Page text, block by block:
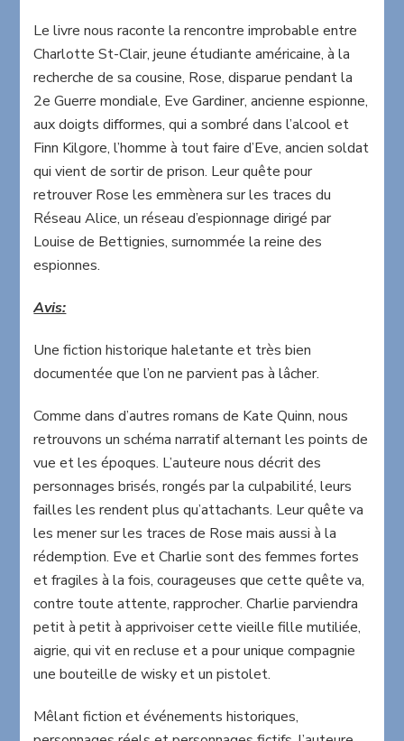
Le livre nous raconte la rencontre improbable entre
Charlotte St-Clair, jeune étudiante américaine, à la
recherche de sa cousine, Rose, disparue pendant la
2e Guerre mondiale, Eve Gardiner, ancienne espionne,
aux doigts difformes, qui a sombré dans l’alcool et
Finn Kilgore, l’homme à tout faire d’Eve, ancien soldat
qui vient de sortir de prison. Leur quête pour
retrouver Rose les emmènera sur les traces du
Réseau Alice, un réseau d’espionnage dirigé par
Louise de Bettignies, surnommée la reine des
espionnes.
Avis:
Une fiction historique haletante et très bien
documentée que l’on ne parvient pas à lâcher.
Comme dans d’autres romans de Kate Quinn, nous
retrouvons un schéma narratif alternant les points de
vue et les époques. L’auteure nous décrit des
personnages brisés, rongés par la culpabilité, leurs
failles les rendent plus qu’attachants. Leur quête va
les mener sur les traces de Rose mais aussi à la
rédemption. Eve et Charlie sont des femmes fortes
et fragiles à la fois, courageuses que cette quête va,
contre toute attente, rapprocher. Charlie parviendra
petit à petit à apprivoiser cette vieille fille mutiliée,
aigrie, qui vit en recluse et a pour unique compagnie
une bouteille de wisky et un pistolet.
Mêlant fiction et événements historiques,